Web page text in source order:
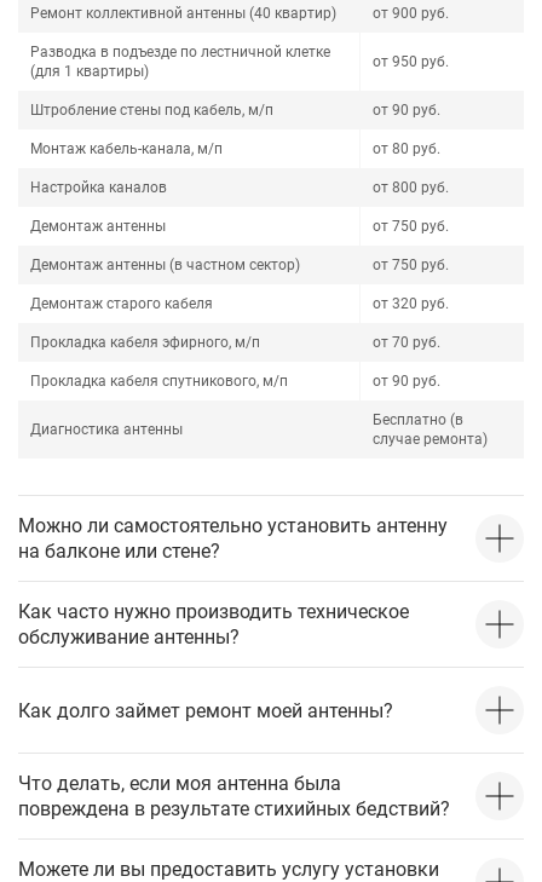
Ремонт коллективной антенны (40 квартир) от 900 руб.
Разводка в подъезде по лестничной клетке
(для 1 квартиры)
от 950 руб.
Штробление стены под кабель, м/п от 90 руб.
Монтаж кабель-канала, м/п от 80 руб.
Настройка каналов от 800 руб.
Демонтаж антенны от 750 руб.
Демонтаж антенны (в частном сектор) от 750 руб.
Демонтаж старого кабеля от 320 руб.
Прокладка кабеля эфирного, м/п от 70 руб.
Прокладка кабеля спутникового, м/п от 90 руб.
Диагностика антенны
Бесплатно (в
случае ремонта)
Можно ли самостоятельно установить антенну
на балконе или стене?
Как часто нужно производить техническое
обслуживание антенны?
Как долго займет ремонт моей антенны?
Что делать, если моя антенна была
повреждена в результате стихийных бедствий?
Можете ли вы предоставить услугу установки